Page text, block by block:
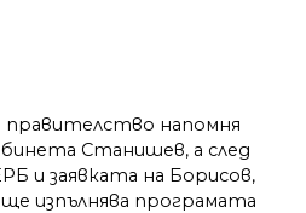
правителство напомня
Станишев, а след
и заявката на Борисов,
изпълнява програмата